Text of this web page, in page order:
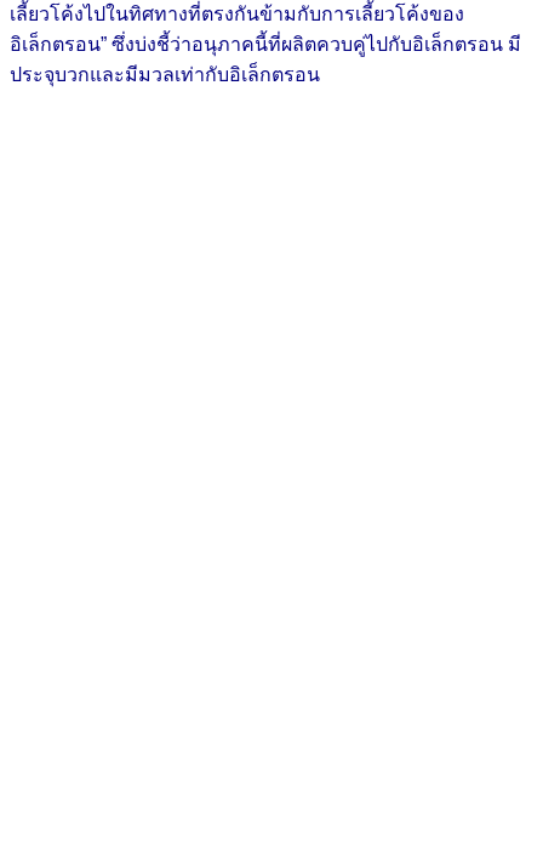
เลี้ยวโค้งไปในทิศทางที่ตรงกันข้ามกับการเลี้ยวโค้งของ
อิเล็กตรอน” ซึ่งบ่งชี้ว่าอนุภาคนี้ที่ผลิตควบคู่ไปกับอิเล็กตรอน มี
ประจุบวกและมีมวลเท่ากับอิเล็กตรอน